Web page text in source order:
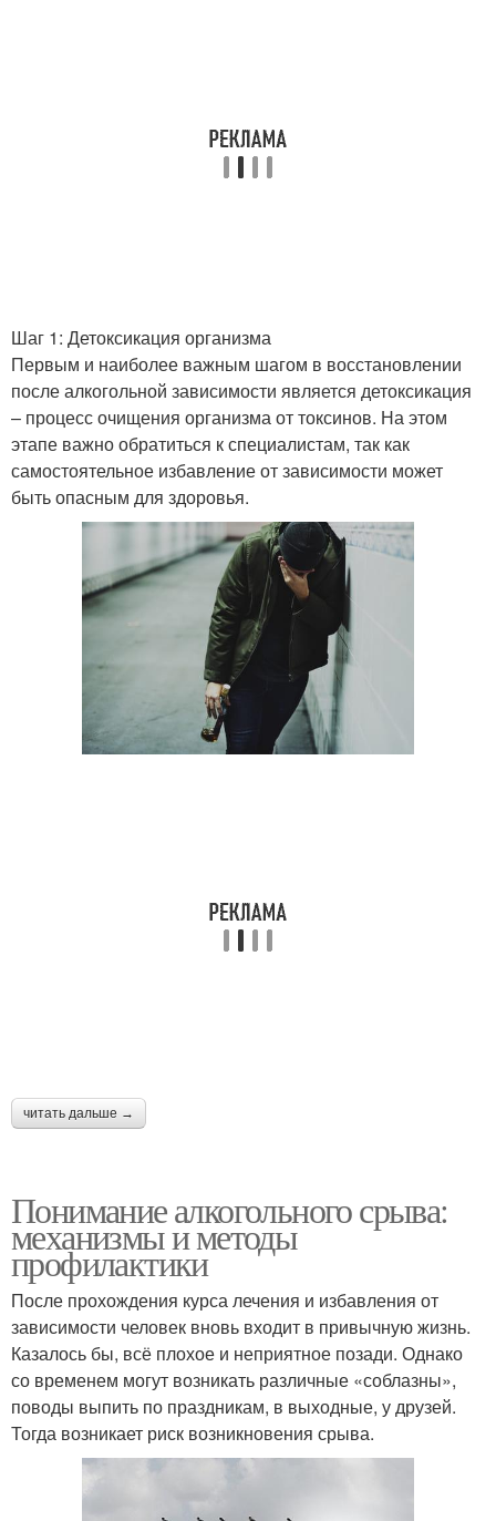
Шаг 1: Детоксикация организма
Первым и наиболее важным шагом в восстановлении
после алкогольной зависимости является детоксикация
– процесс очищения организма от токсинов. На этом
этапе важно обратиться к специалистам, так как
самостоятельное избавление от зависимости может
быть опасным для здоровья.
читать дальше →
Понимание алкогольного срыва:
механизмы и методы
профилактики
После прохождения курса лечения и избавления от
зависимости человек вновь входит в привычную жизнь.
Казалось бы, всё плохое и неприятное позади. Однако
со временем могут возникать различные «соблазны»,
поводы выпить по праздникам, в выходные, у друзей.
Тогда возникает риск возникновения срыва.